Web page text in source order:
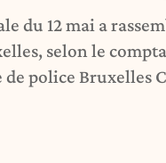
du 12 mai a
selon le
police Bruxelles